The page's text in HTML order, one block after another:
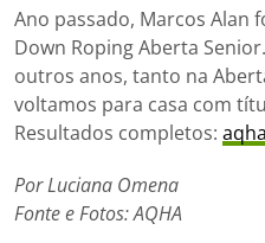
Ano passado, Marcos Alan
Down Roping Aberta
outros anos, tanto na
voltamos para casa com
Resultados completos:
Por Luciana Omena
Fonte e Fotos: AQHA